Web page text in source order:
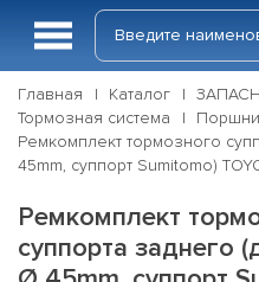
Главная Каталог
Тормозная система
Ремкомплект тормозного
45mm, суппорт Sumitomo)
Ремкомплект
суппорта заднего